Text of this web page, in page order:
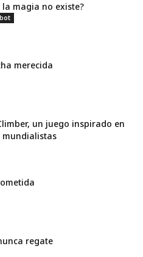
la magia no existe?
merecida
un juego inspirado en
mundialistas
regate